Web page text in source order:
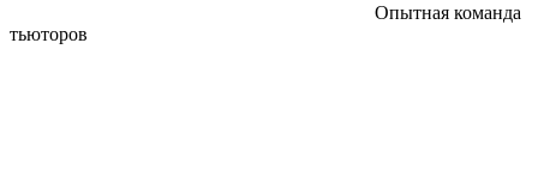
Опытная команда
тьюторов